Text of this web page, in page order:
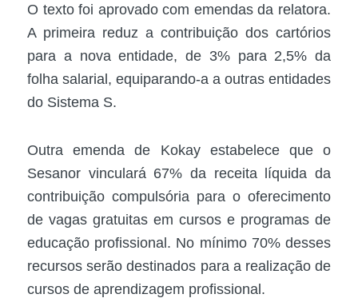
O texto foi aprovado com emendas da relatora.
A primeira reduz a contribuição dos cartórios
para a nova entidade, de 3% para 2,5% da
folha salarial, equiparando-a a outras entidades
do Sistema S.
Outra emenda de Kokay estabelece que o
Sesanor vinculará 67% da receita líquida da
contribuição compulsória para o oferecimento
de vagas gratuitas em cursos e programas de
educação profissional. No mínimo 70% desses
recursos serão destinados para a realização de
cursos de aprendizagem profissional.